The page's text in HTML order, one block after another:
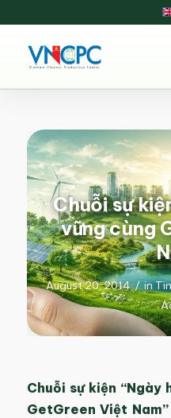
Chuỗi sự
vững cùng
August 20, 2014 / in
Chuỗi sự kiện “Ngày
GetGreen Việt